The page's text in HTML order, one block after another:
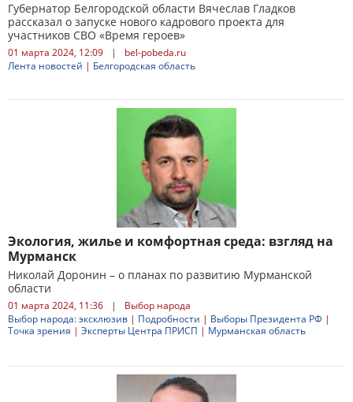
Губернатор Белгородской области Вячеслав Гладков
рассказал о запуске нового кадрового проекта для
участников СВО «Время героев»
01 марта 2024, 12:09 |
bel-pobeda.ru
Лента новостей | Белгородская область
Экология, жилье и комфортная среда: взгляд на
Мурманск
Николай Доронин – о планах по развитию Мурманской
области
01 марта 2024, 11:36 |
Выбор народа
Выбор народа: эксклюзив | Подробности | Выборы Президента РФ |
Точка зрения | Эксперты Центра ПРИСП | Мурманская область